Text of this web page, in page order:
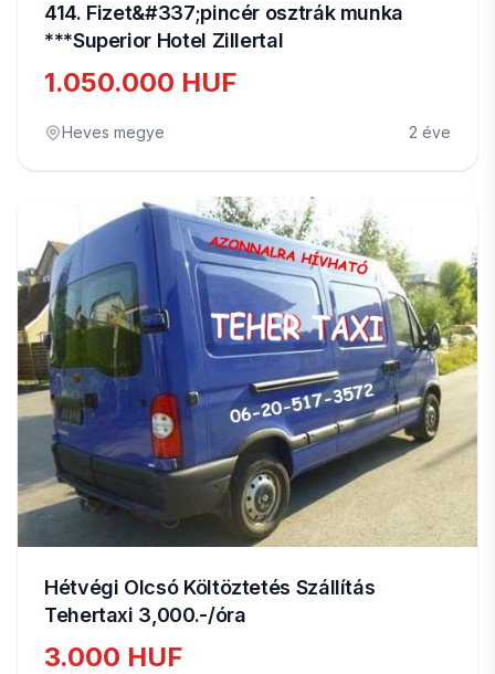
414. Fizet&#337;pincér osztrák munka
***Superior Hotel Zillertal
1.050.000 HUF
Heves megye 2 éve
Hétvégi Olcsó Költöztetés Szállítás
Tehertaxi 3,000.-/óra
3.000 HUF